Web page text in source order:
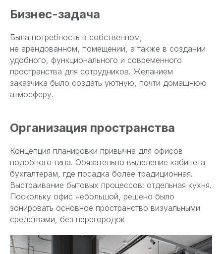
Бизнес-задача
Была потребность в собственном,
не арендованном, помещении, а также в создании
удобного, функционального и современного
пространства для сотрудников. Желанием
заказчика было создать уютную, почти домашнюю
атмосферу.
Организация пространства
Концепция планировки привычна для офисов
подобного типа. Обязательно выделение кабинета
бухгалтерам, где посадка более традиционная.
Выстраивание бытовых процессов: отдельная кухня.
Поскольку офис небольшой, решено было
зонировать основное пространство визуальными
средствами, без перегородок